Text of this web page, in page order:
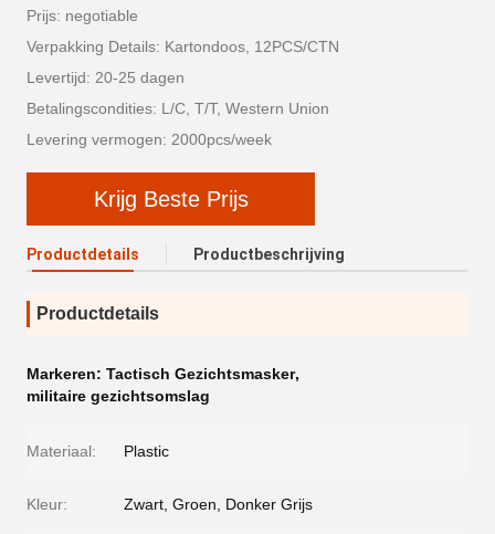
Prijs: negotiable
Verpakking Details: Kartondoos, 12PCS/CTN
Levertijd: 20-25 dagen
Betalingscondities: L/C, T/T, Western Union
Levering vermogen: 2000pcs/week
Krijg Beste Prijs
Productdetails Productbeschrijving
Productdetails
Markeren: Tactisch Gezichtsmasker,
militaire gezichtsomslag
Materiaal: Plastic
Kleur: Zwart, Groen, Donker Grijs